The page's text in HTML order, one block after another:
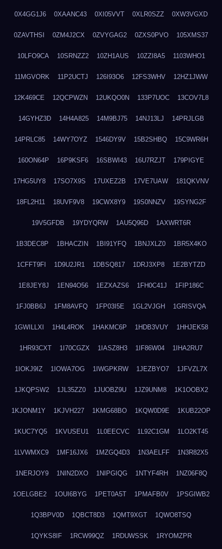
0X4GG1J6 0XAANC43 0XI05VVT 0XLR0SZZ 0XW3VGXD
0ZAVTHSI 0ZM4J2CX 0ZVYGAG2 0ZXS0PVO 105XMS37
10LFO9CA 10SRNZZ2 10ZH1AUS 10ZZI8A5 1103WHO1
11MGVORK 11P2UCTJ 126I93O6 12FS3WHV 12HZ1JWW
12K469CE 12QCPWZN 12UKQO0N 133P7UOC 13COV7L8
14GYHZ3D 14H4A825 14M9BJ75 14NJ13LJ 14PRJLGB
14PRLC85 14WY7OYZ 1546DY9V 15B2SHBQ 15C9WR6H
160ON64P 16P9KSF6 16SBWI43 16U7RZJT 179PIGYE
17HG5UY8 17SO7X9S 17UXEZ2B 17VE7UAW 181QKVNV
18FL2H11 18UVF9V8 19CWX8Y9 19S0NNZV 19SYNG2F
19V5GFDB 19YDYQRW 1AU5Q96D 1AXWRT6R
1B3DEC8P 1BHACZIN 1BI91YFQ 1BNJXLZ0 1BR5X4KO
1CFFT9FI 1D9U2JR1 1DBSQ817 1DRJ3XP8 1E2BYTZD
1E8JEY8J 1EN94O56 1EZXAZS6 1FH0C41J 1FIP186C
1FJ0BB6J 1FM8AVFQ 1FP03I5E 1GL2VJGH 1GRISVQA
1GWILLXI 1H4L4ROK 1HAKMC6P 1HDB3VUY 1HHJEK58
1HR93CXT 1I70CGZX 1IASZ8H3 1IF86W04 1IHA2RU7
1IOKJ9IZ 1IOWA7OG 1IWGPKRW 1JEZBYO7 1JFVZL7X
1JKQPSW2 1JL35ZZ0 1JUOBZ9U 1JZ9UNM8 1K1OOBX2
1KJONM1Y 1KJVH227 1KMG68BO 1KQW0D9E 1KUB22OP
1KUC7YQ5 1KVUSEU1 1L0EECVC 1L92C1GM 1LO2KT45
1LVWMXC9 1MF16JX6 1MZGQ4D3 1N3AELFF 1N3R82X5
1NERJOY9 1NIN2DXO 1NIPGIQG 1NTYF4RH 1NZ06F8Q
1OELGBE2 1OUI6BYG 1PET0A5T 1PMAFB0V 1PSGIWB2
1Q3BPV0D 1QBCT8D3 1QMT9XGT 1QWO8TSQ
1QYKS8IF 1RCW99QZ 1RDUWSSK 1RYOMZPR